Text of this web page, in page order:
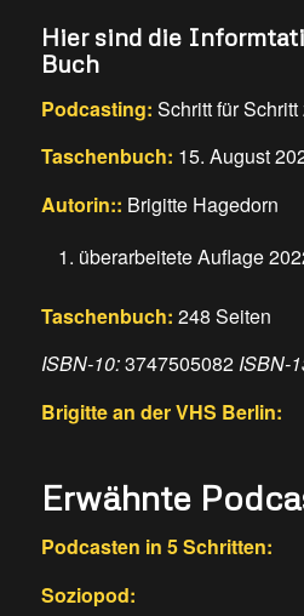
Hier sind die
Buch
Podcasting: Schritt für
Taschenbuch: 15. August
Autorin:: Brigitte Hagedorn
überarbeitete Auflage
Taschenbuch: 248 Seiten
ISBN-10:3747505082 ISBN-
Brigitte an der VHS Berlin:
Erwähnte
Podcasten in 5 Schritten:
Soziopod: